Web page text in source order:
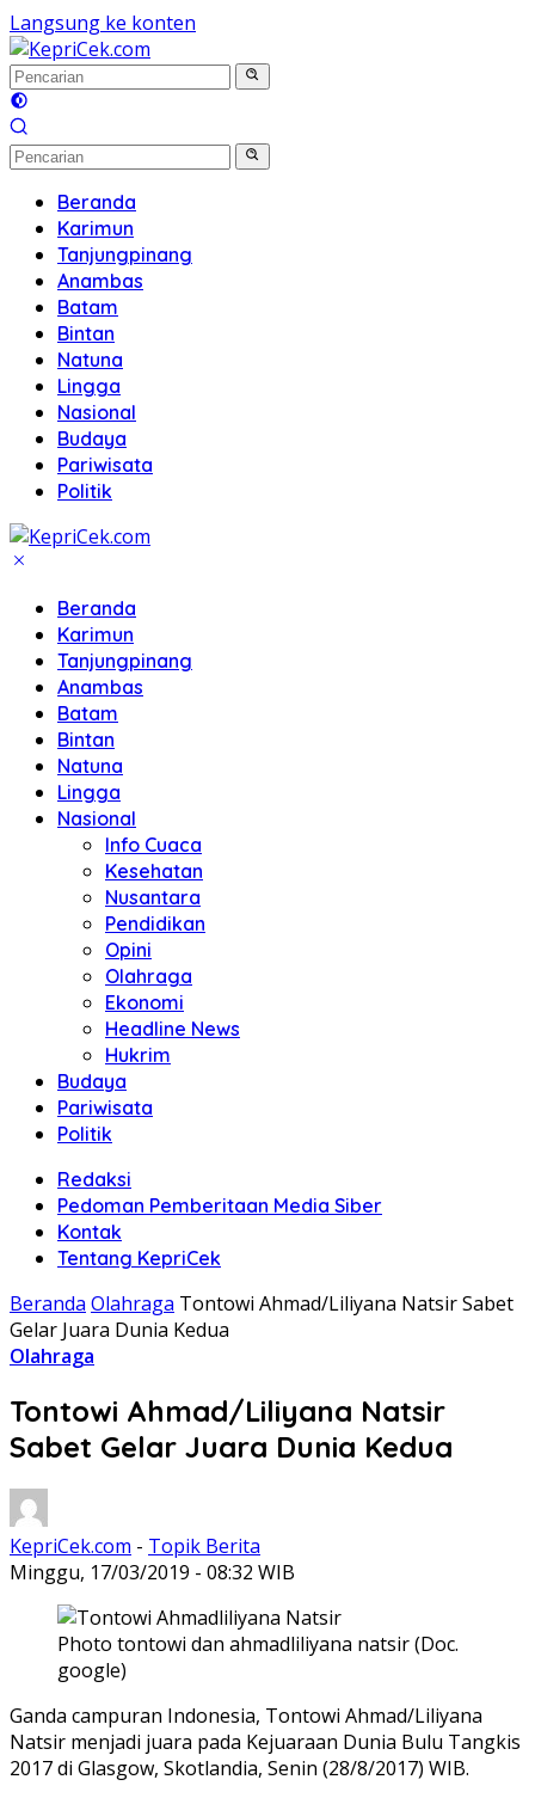
Langsung ke konten
Beranda
Karimun
Tanjungpinang
Anambas
Batam
Bintan
Natuna
Lingga
Nasional
Budaya
Pariwisata
Politik
Beranda
Karimun
Tanjungpinang
Anambas
Batam
Bintan
Natuna
Lingga
Nasional
Info Cuaca
Kesehatan
Nusantara
Pendidikan
Opini
Olahraga
Ekonomi
Headline News
Hukrim
Budaya
Pariwisata
Politik
Redaksi
Pedoman Pemberitaan Media Siber
Kontak
Tentang KepriCek
Beranda Olahraga Tontowi Ahmad/Liliyana Natsir Sabet
Gelar Juara Dunia Kedua
Olahraga
Tontowi Ahmad/Liliyana Natsir
Sabet Gelar Juara Dunia Kedua
KepriCek.com - Topik Berita
Minggu, 17/03/2019 - 08:32 WIB
Photo tontowi dan ahmadliliyana natsir (Doc.
google)
Ganda campuran Indonesia, Tontowi Ahmad/Liliyana
Natsir menjadi juara pada Kejuaraan Dunia Bulu Tangkis
2017 di Glasgow, Skotlandia, Senin (28/8/2017) WIB.